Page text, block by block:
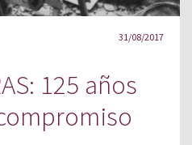
31/08/2017
125 años